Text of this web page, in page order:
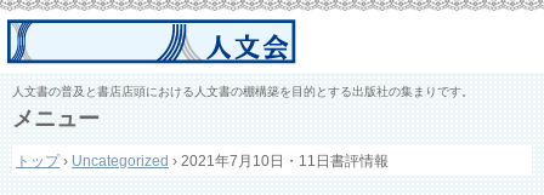
人文書の普及と書店店頭における人文書の棚構築を目的とする出版社の集まりです。
メニュー
ントップ › Uncategorized › 2021年7月10日・11日書評情報